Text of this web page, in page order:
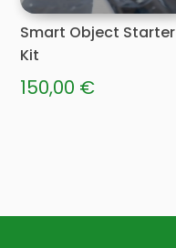
Smart Object Starter
Kit
150,00 €